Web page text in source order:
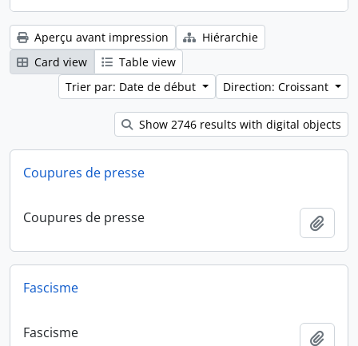
Aperçu avant impression
Hiérarchie
Card view
Table view
Trier par: Date de début
Direction: Croissant
Show 2746 results with digital objects
Coupures de presse
Coupures de presse
Fascisme
Fascisme